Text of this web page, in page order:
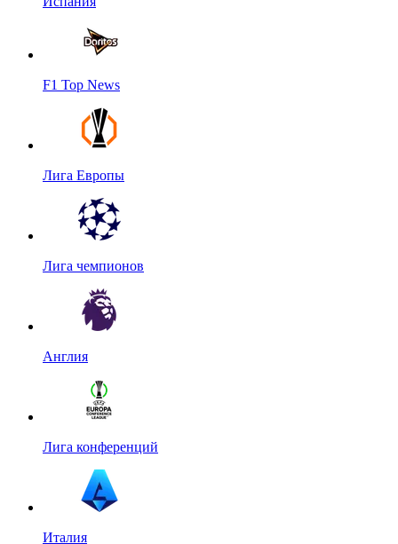
F1 Top News
Лига Европы
Лига чемпионов
Англия
Лига конференций
Италия